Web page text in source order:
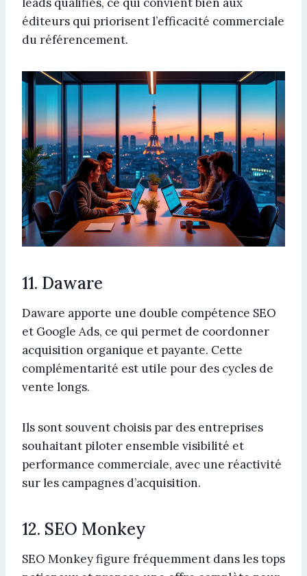
éditeurs qui priorisent l’efficacité commerciale
du référencement.
11. Daware
Daware apporte une double compétence SEO
et Google Ads, ce qui permet de coordonner
acquisition organique et payante. Cette
complémentarité est utile pour des cycles de
vente longs.
Ils sont souvent choisis par des entreprises
souhaitant piloter ensemble visibilité et
performance commerciale, avec une réactivité
sur les campagnes d’acquisition.
12. SEO Monkey
SEO Monkey figure fréquemment dans les tops